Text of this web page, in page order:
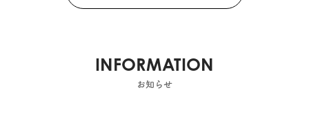
INFORMATION
お知らせ